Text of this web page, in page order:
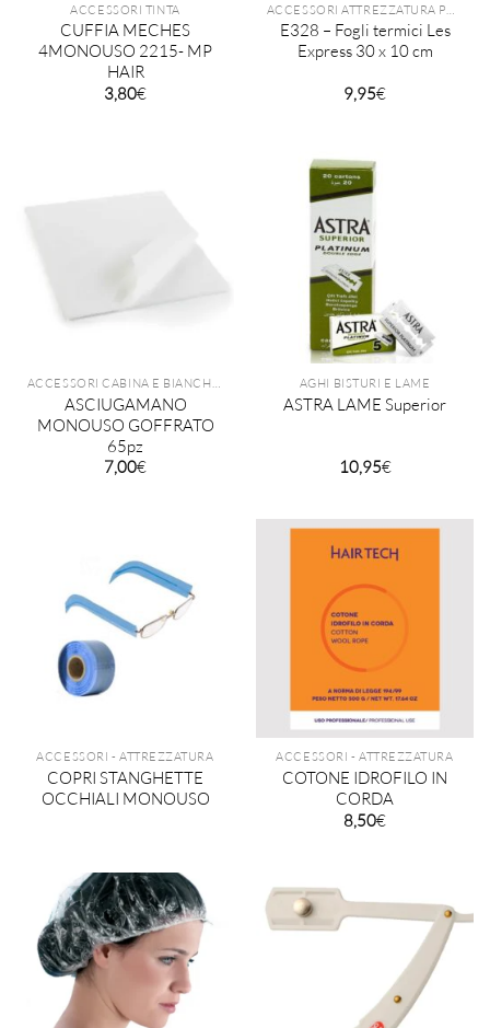
ACCESSORI TINTA
CUFFIA MECHES
4MONOUSO 2215- MP
HAIR
3,80€
E328 – Fogli termici Les
Express 30 x 10 cm
9,95€
ACCESSORI CABINA E BIANCHERIA
ASCIUGAMANO
MONOUSO GOFFRATO
65pz
7,00€
AGHI BISTURI E LAME
ASTRA LAME Superior
10,95€
ACCESSORI - ATTREZZATURA
COPRI STANGHETTE
OCCHIALI MONOUSO
ACCESSORI - ATTREZZATURA
COTONE IDROFILO IN
CORDA
8,50€